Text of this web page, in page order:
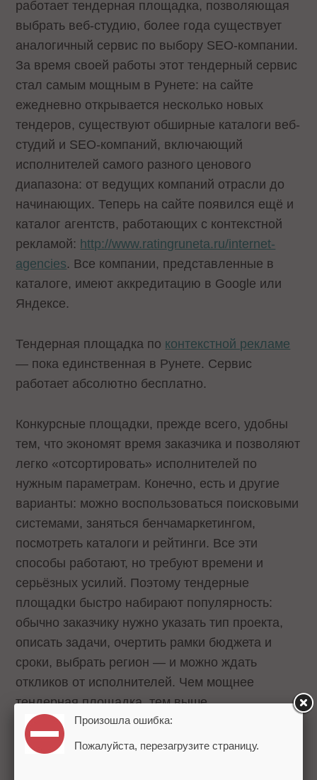
работает тендерная площадка, позволяющая
выбрать веб-студию, более года существует
аналогичный сервис по выбору SEO-компании.
За время своей работы этот тендерный сервис
стал самым мощным в Рунете: на сайте
ежедневно открывается несколько новых
тендеров, существуют обширные каталоги веб-
студий и SEO-компаний, включающий
исполнителей самого разного ценового
диапазона: от ведущих компаний отрасли до
начинающих. Теперь на сайте появился ещё и
каталог агентств, работающих с контекстной
рекламой: http://www.ratingruneta.ru/internet-
agencies. Все компании, представленные в
каталоге, имеют аккредитацию в Google или
Яндексе.
Тендерная площадка по контекстной рекламе
— пока единственная в Рунете. Сервис
работает абсолютно бесплатно.
Конкурсные площадки, прежде всего, удобны
тем, что экономят время заказчика и позволяют
легко «отсортировать» исполнителей по
нужным параметрам. Конечно, есть и другие
варианты: можно воспользоваться поисковыми
системами, заняться бенчамаркетингом,
посмотреть каталоги и рейтинги. Все эти
способы работают, но требуют времени и
серьёзных усилий. Поэтому тендерные
площадки быстро набирают популярность:
обычно заказчику нужно указать тип проекта,
описать задачи, очертить рамки бюджета и
сроки, выбрать регион — и можно ждать
откликов от исполнителей. Чем мощнее
тендерная площадка, тем выше
эффективность.Произошла ошибка:
Пожалуйста, перезагрузите страницу.